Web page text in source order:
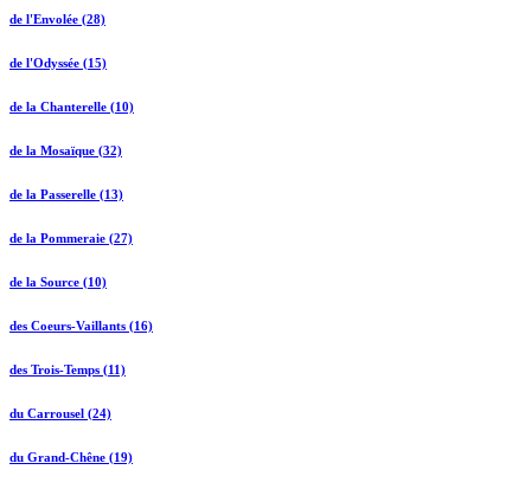
de l'Envolée (28)
de l'Odyssée (15)
de la Chanterelle (10)
de la Mosaïque (32)
de la Passerelle (13)
de la Pommeraie (27)
de la Source (10)
des Coeurs-Vaillants (16)
des Trois-Temps (11)
du Carrousel (24)
du Grand-Chêne (19)